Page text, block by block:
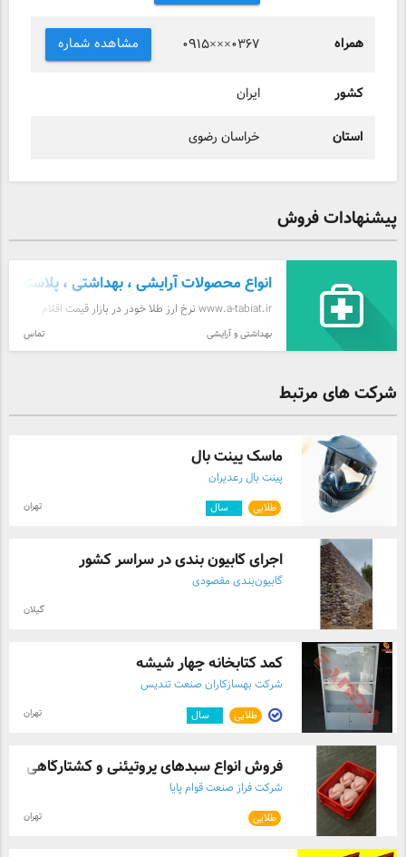
همراه ۰۹۱۵×××۰۳۶۷ مشاهده شماره
کشور ایران
استان خراسان رضوی
پیشنهادات فروش
انواع محصولات آرایشی ، بهداشتی ، پلاستیک
www.a-tabiat.ir نرخ ارز طلا خودر در بازار قیمت اقلام
مواد پتروشیمی
بهداشتی و آرایشی تماس
شرکت های مرتبط
ماسک پینت بال
پینت بال رعدیران
طلایی سال تهران
اجرای گابیون بندی در سراسر کشور
گابیون‌بندی مقصودی
گیلان
کمد کتابخانه چهار شیشه
شرکت بهسازکاران صنعت تندیس
طلایی سال تهران
فروش انواع سبدهای پروتیئنی و کشتارگاهی
شرکت فراز صنعت قوام پایا
طلایی تهران